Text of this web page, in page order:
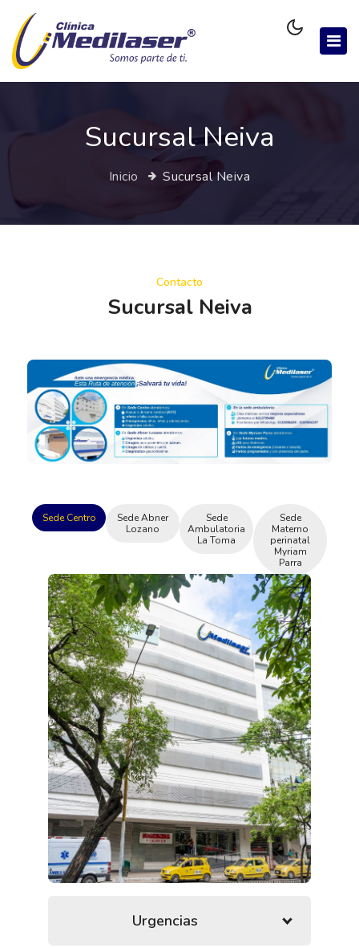
Sucursal Neiva
Inicio Sucursal Neiva
Contacto
Sucursal Neiva
Sede
Materno
perinatal
Myriam
Parra
Sede
Ambulatoria
La Toma
Sede Abner
Lozano
Sede Centro
Urgencias